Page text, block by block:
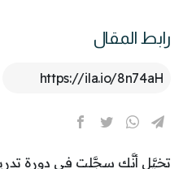
رابط المقال